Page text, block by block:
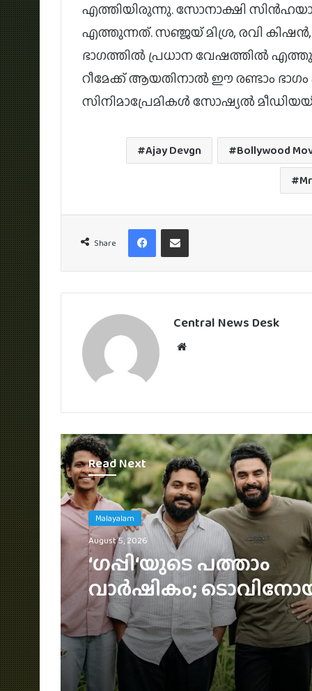
എത്തിയിരുന്നു. സോനാക്ഷി
എത്തുന്നത്. സഞ്ജയ് മിശ്ര, രവി
ഭാഗത്തിൽ പ്രധാന വേഷത്തിൽ
റീമേക്ക് ആയതിനാൽ ഈ രണ്ടാം
സിനിമാപ്രേമികൾ സോഷ്യൽ
Ajay Devgn Bollywood
Share
FacebookShare via Email
Central News Desk
Read Next
Malayalam
August 5, 2026
3 ലക്ഷം വിലവരുന്ന
ജൂഡ് ആന്തണിയ്ക്ക്
മോഹൻലാലിൻറെ
സമ്മാനം